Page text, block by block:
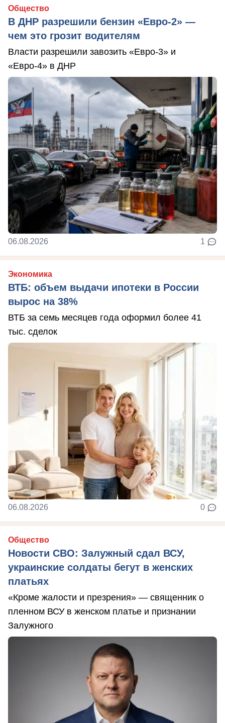
Общество
В ДНР разрешили бензин «Евро-2» —
чем это грозит водителям
Власти разрешили завозить «Евро-3» и
«Евро-4» в ДНР
06.08.2026 1
Экономика
ВТБ: объем выдачи ипотеки в России
вырос на 38%
ВТБ за семь месяцев года оформил более 41
тыс. сделок
06.08.2026 0
Общество
Новости СВО: Залужный сдал ВСУ,
украинские солдаты бегут в женских
платьях
«Кроме жалости и презрения» — священник о
пленном ВСУ в женском платье и признании
Залужного